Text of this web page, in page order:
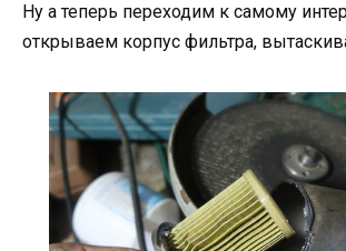
Ну а теперь переходим к самому
открываем корпус фильтра,